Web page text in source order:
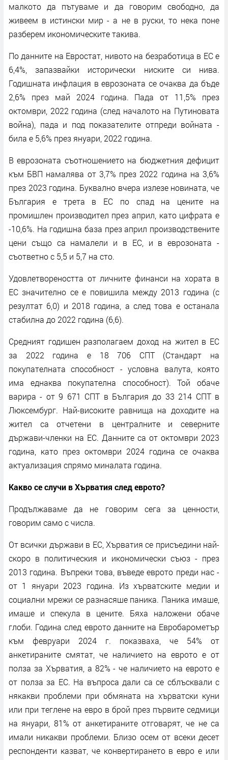
малкото да пътуваме и да говорим свободно, да
живеем в истински мир - а не в руски, то нека поне
разберем икономическите такива.
По данните на Евростат, нивото на безработица в ЕС е
6,4%, запазвайки исторически ниските си нива.
Годишната инфлация в еврозоната се очаква да бъде
2,6% през май 2024 година. Пада от 11,5% през
октомври, 2022 година (след началото на Путиновата
война), пада и под показателите отпреди войната -
била е 5,6% през януари, 2022 година.
В еврозоната съотношението на бюджетния дефицит
към БВП намалява от 3,7% през 2022 година на 3,6%
през 2023 година. Буквално вчера излезе новината, че
България е трета в ЕС по спад на цените на
промишлен производител през април, като цифрата е
-10,6%. На годишна база през април производствените
цени също са намалели и в ЕС, и в еврозоната -
съответно с 5,5 и 5,7 на сто.
Удовлетвореността от личните финанси на хората в
ЕС значително се е повишила между 2013 година (с
резултат 6,0) и 2018 година, а след това е останала
стабилна до 2022 година (6,6).
Средният годишен разполагаем доход на жител в ЕС
за 2022 година е 18 706 СПТ (Стандарт на
покупателната способност - условна валута, която
има еднаква покупателна способност). Той обаче
варира - от 9 671 СПТ в България до 33 214 СПТ в
Люксембург. Най-високите равнища на доходите на
жител са отчетени в централните и северните
държави-членки на ЕС. Данните са от октомври 2023
година, като през октомври 2024 година се очаква
актуализация спрямо миналата година.
Какво се случи в Хърватия след еврото?
Продължаваме да не говорим сега за ценности,
говорим само с числа.
От всички държави в ЕС, Хърватия се присъедини най-
скоро в политическия и икономически съюз - през
2013 година. Въпреки това, въведе еврото преди нас -
от 1 януари 2023 година. Из хърватските медии и
социални мрежи се разнасяше паника. Паника имаше,
имаше и спекула в цените. Бяха наложени обаче
глоби. Година след еврото данните на Евробарометър
към февруари 2024 г. показваха, че 54% от
анкетираните смятат, че наличието на еврото е от
полза за Хърватия, а 82% - че наличието на еврото е
от полза за ЕС. На въпроса дали са се сблъсквали с
някакви проблеми при обмяната на хърватски куни
или при теглене на евро в брой през първите седмици
на януари, 81% от анкетираните отговарят, че не са
имали никакви проблеми. Близо осем от всеки десет
респонденти казват, че конвертирането в евро е или